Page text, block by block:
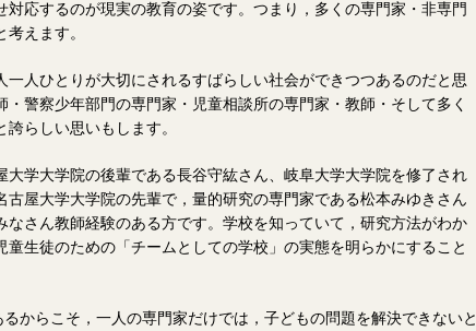
応するのが現実の教育の姿です。つまり，多くの専門家・非専門
えます。
一人ひとりが大切にされるすばらしい社会ができつつあるのだと思
警察少年部門の専門家・児童相談所の専門家・教師・そして多く
らしい思いもします。
大学大学院の後輩である長谷守紘さん、岐阜大学大学院を修了され
古屋大学大学院の先輩で，量的研究の専門家である松本みゆきさん
なさん教師経験のある方です。学校を知っていて，研究方法がわか
童生徒のための「チームとしての学校」の実態を明らかにすること
からこそ，一人の専門家だけでは，子どもの問題を解決できないと